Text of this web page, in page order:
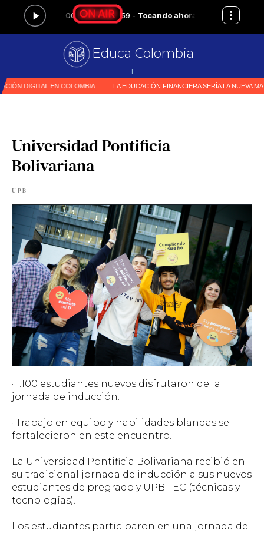
Educa Colombia
Primer medio especia
Universidad Pontificia
Bolivariana
UPB
· 1.100 estudiantes nuevos disfrutaron de la
jornada de inducción.
· Trabajo en equipo y habilidades blandas se
fortalecieron en este encuentro.
La Universidad Pontificia Bolivariana recibió en
su tradicional jornada de inducción a sus nuevos
estudiantes de pregrado y UPB TEC (técnicas y
tecnologías).
Los estudiantes participaron en una jornada de